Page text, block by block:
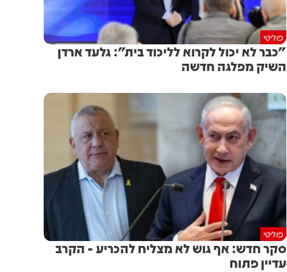
פוליטי
"כבר לא יכול לקרוא לליכוד בית": גלעד ארדן
השיק מפלגה חדשה
פוליטי
סקר חדש: אף גוש לא מצליח להכריע - הקרב
עדיין פתוח